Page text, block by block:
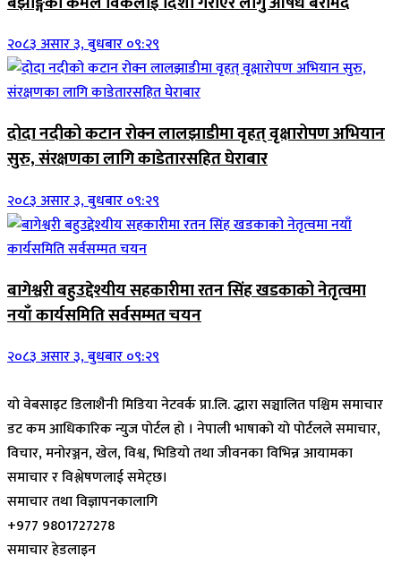
२०८३ असार ३, बुधबार ०९:२९
दोदा नदीको कटान रोक्न लालझाडीमा वृहत् वृक्षारोपण अभियान
सुरु, संरक्षणका लागि काडेतारसहित घेराबार
२०८३ असार ३, बुधबार ०९:२९
बागेश्वरी बहुउद्देश्यीय सहकारीमा रतन सिंह खडकाको नेतृत्वमा
नयाँ कार्यसमिति सर्वसम्मत चयन
२०८३ असार ३, बुधबार ०९:२९
यो वेबसाइट डिलाशैनी मिडिया नेटवर्क प्रा.लि. द्धारा सञ्चालित पश्चिम समाचार
डट कम आधिकारिक न्युज पोर्टल हो । नेपाली भाषाको यो पोर्टलले समाचार,
विचार, मनोरञ्जन, खेल, विश्व, भिडियो तथा जीवनका विभिन्न आयामका
समाचार र विश्लेषणलाई समेट्छ।
समाचार तथा विज्ञापनकालागि
+977 9801727278
समाचार हेडलाइन